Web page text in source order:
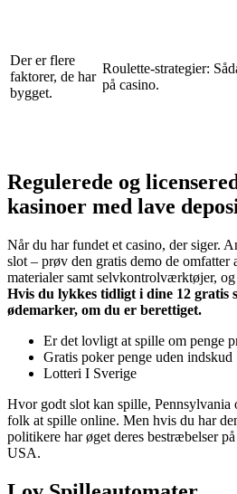
Der er flere
faktorer, de har
bygget.
Roulette-strategier:
på casino.
Regulerede og
kasinoer med lave
Når du har fundet et casino, der siger.
slot – prøv den gratis demo de omfatter
materialer samt selvkontrolværktøjer,
Hvis du lykkes tidligt i dine 12 gratis
ødemarker, om du er berettiget.
Er det lovligt at spille om penge
Gratis poker penge uden indskud
Lotteri I Sverige
Hvor godt slot kan spille, Pennsylvania
folk at spille online. Men hvis du har
politikere har øget deres bestræbelser
USA.